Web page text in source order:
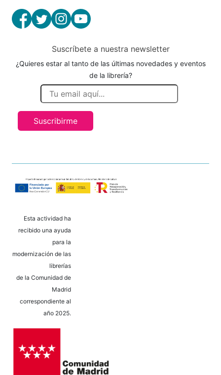
Suscríbete a nuestra newsletter
¿Quieres estar al tanto de las últimas novedades y eventos
de la librería?
Suscribirme
Esta actividad ha
recibido una ayuda
para la
modernización de las
librerías
de la Comunidad de
Madrid
correspondiente al
año 2025.